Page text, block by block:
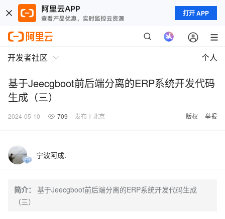
打开 APP
开发者社区 个人
基于Jeecgboot前后端分离的ERP系统开发代码
生成（三）
2024-05-10 709 发布于北京 版权 举报
宁波阿成.
简介：
基于Jeecgboot前后端分离的ERP系统开发代码生成
（三）